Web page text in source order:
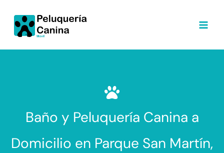
contenido
Baño y Peluquería Canina a
Domicilio en Parque San Martín,